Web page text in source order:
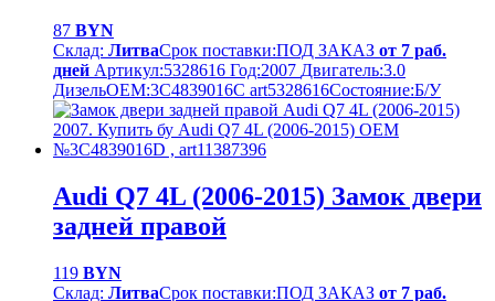
87 BYN
Склад: ЛитваСрок поставки:ПОД ЗАКАЗ от 7 раб.
дней Артикул:5328616 Год:2007 Двигатель:3.0
ДизельOEM:3C4839016C art5328616Cостояние:Б/У
Audi Q7 4L (2006-2015) Замок двери
задней правой
119 BYN
Склад: ЛитваСрок поставки:ПОД ЗАКАЗ от 7 раб.